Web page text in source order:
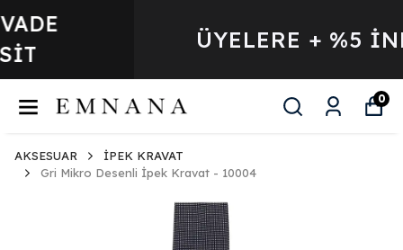
ÜYELERE + %5 İNDİRİM
0
AKSESUAR
İPEK KRAVAT
Gri Mikro Desenli İpek Kravat - 10004